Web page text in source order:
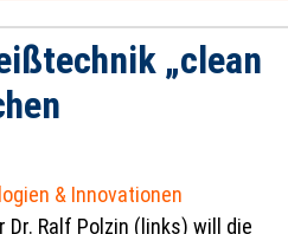
„clean
& Innovationen